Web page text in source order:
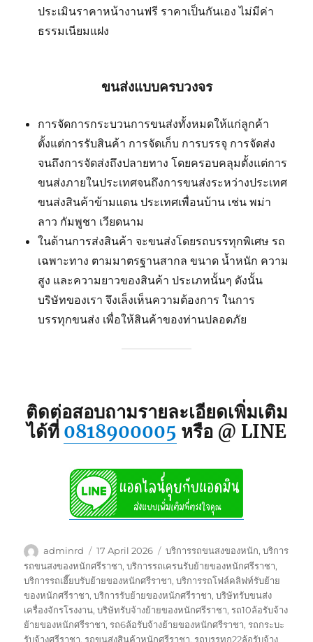
ประเมินราคาหน้างานฟรี ราคาเป็นกันเอง ไม่มีค่า
ธรรมเนียมแฝง
ขนส่งแบบครบวงจร
การจัดการกระบวนการขนส่งทั้งหมดให้แก่ลูกค้า
ตั้งแต่การรับสินค้า การจัดเก็บ การบรรจุ การจัดส่ง
จนถึงการจัดส่งถึงปลายทาง โดยครอบคลุมตั้งแต่การ
ขนส่งภายในประเทศจนถึงการขนส่งระหว่างประเทศ
ขนส่งสินค้าข้ามแดน ประเทศเพื่อนบ้าน เช่น พม่า
ลาว กัมพูชา เวียดนาม
ในด้านการส่งสินค้า จะขนส่งโดยรถบรรทุกพิเศษ รถ
เฉพาะทาง ตามมาตรฐานสากล ขนาด น้ำหนัก ความ
สูง และความยาวของสินค้า ประเภทนั้นๆ ดังนั้น
บริษัทของเรา จึงเล็งเห็นความต้องการ ในการ
บรรทุกขนส่ง เพื่อให้สินค้าของท่านปลอดภัย
ติดต่อสอบถามรายละเอียดเพิ่มเติม
ได้ที่ 0818900005 หรือ @ LINE
Author
adminrd
Posted
on
17 April 2026 Tags
บริการรถขนสงของหนัก,บริการ
รถขนสงของหนักศรีราชา,บริการรถเครนรับย้ายของหนักศรีราชา,
บริการรถเฮี๊ยบรับย้ายของหนักศรีราชา,บริการรถโฟล์คลิฟท์รับย้าย
ของหนักศรีราชา,บริการรับย้ายของหนักศรีราชา,บริษัทรับขนส่ง
เครื่องจักรโรงงาน,บริษัทรับจ้างย้ายของหนักศรีราชา,รถ10ล้อรับจ้าง
ย้ายของหนักศรีราชา,รถ6ล้อรับจ้างย้ายของหนักศรีราชา,รถกระบะ
รับจ้างศรีราชา,รถขนส่งสินค้าหนักศรีราชา,รถบรรทุก22ล้อรับจ้าง